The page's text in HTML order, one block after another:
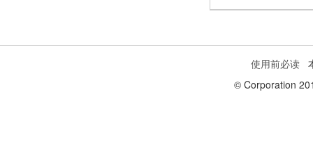
使用前必读
© Corporation